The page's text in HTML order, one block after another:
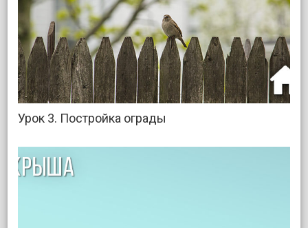
Урок 3. Постройка ограды